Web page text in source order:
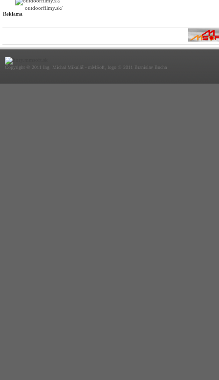
outdoorfilmy.sk/
Reklama
Copyright © 2011 Ing. Michal Mikuláš - mMSoft, logo © 2011 Branislav Bucha